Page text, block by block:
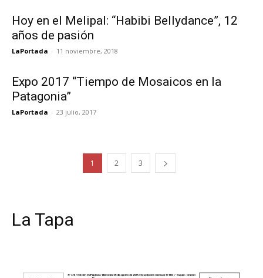
Hoy en el Melipal: “Habibi Bellydance”, 12
años de pasión
LaPortada - 11 noviembre, 2018
Expo 2017 “Tiempo de Mosaicos en la
Patagonia”
LaPortada - 23 julio, 2017
1 2 3
La Tapa